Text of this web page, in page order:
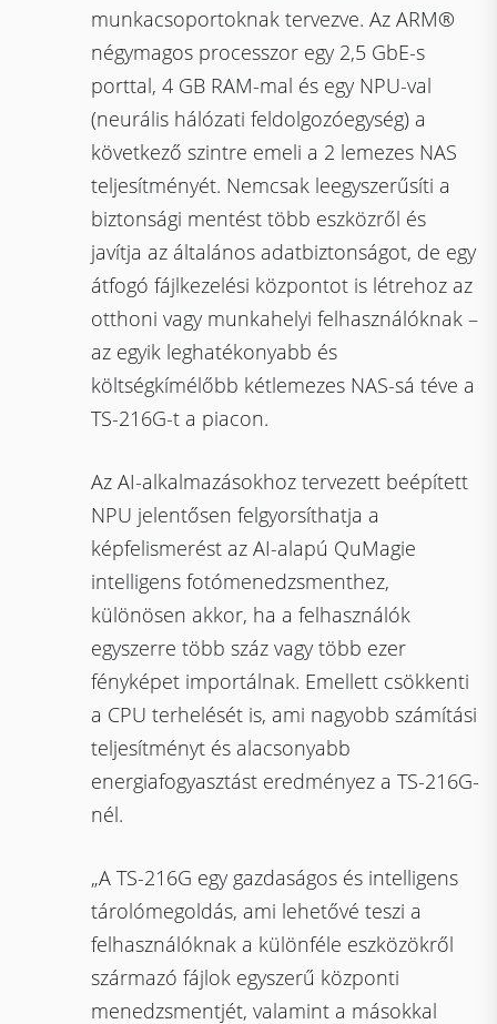
munkacsoportoknak tervezve. Az ARM®
négymagos processzor egy 2,5 GbE-s
porttal, 4 GB RAM-mal és egy NPU-val
(neurális hálózati feldolgozóegység) a
következő szintre emeli a 2 lemezes NAS
teljesítményét. Nemcsak leegyszerűsíti a
biztonsági mentést több eszközről és
javítja az általános adatbiztonságot, de egy
átfogó fájlkezelési központot is létrehoz az
otthoni vagy munkahelyi felhasználóknak –
az egyik leghatékonyabb és
költségkímélőbb kétlemezes NAS-sá téve a
TS-216G-t a piacon.
Az AI-alkalmazásokhoz tervezett beépített
NPU jelentősen felgyorsíthatja a
képfelismerést az AI-alapú QuMagie
intelligens fotómenedzsmenthez,
különösen akkor, ha a felhasználók
egyszerre több száz vagy több ezer
fényképet importálnak. Emellett csökkenti
a CPU terhelését is, ami nagyobb számítási
teljesítményt és alacsonyabb
energiafogyasztást eredményez a TS-216G-
nél.
„A TS-216G egy gazdaságos és intelligens
tárolómegoldás, ami lehetővé teszi a
felhasználóknak a különféle eszközökről
származó fájlok egyszerű központi
menedzsmentjét, valamint a másokkal